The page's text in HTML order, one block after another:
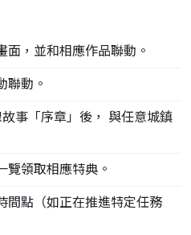
，並和相應作品聯動。
聯動。
事「序章」後， 與任意城鎮
覽領取相應特典。
間點（如正在推進特定任務